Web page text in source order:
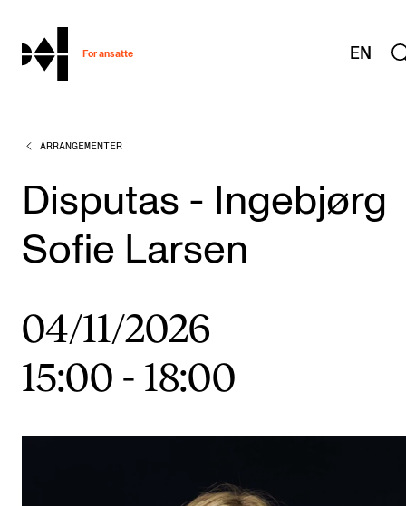
hjem
For ansatte EN
MITT ARBEIDSFORHOLD
Arbeidstid og lønn
Reiser og utveksling
Kompetanse og velferd
Helse, miljø og sikkerhet
Nyansatt på NMH
Refusjon av utlegg
ARRANGEMENTER
Disputas - Ingebjørg
Sofie Larsen
04/11/2026
15:00 - 18:00